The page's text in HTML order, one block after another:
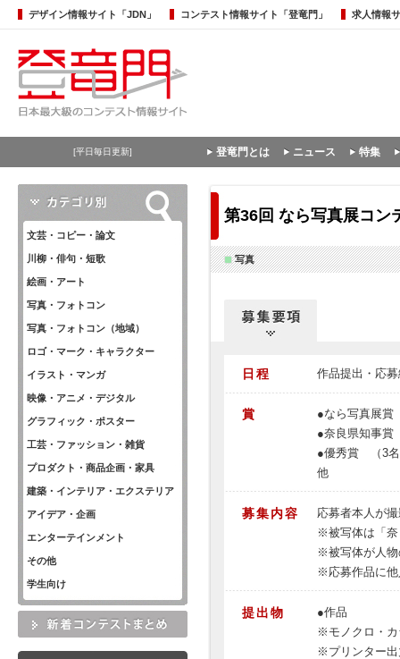
デザイン情報サイト「JDN」 コンテスト情報サイト「登竜門」 求人情報
[平日毎日更新] 登竜門とは ニュース 特集
文芸・コピー・論文
川柳・俳句・短歌
絵画・アート
写真・フォトコン
写真・フォトコン（地域）
ロゴ・マーク・キャラクター
イラスト・マンガ
映像・アニメ・デジタル
グラフィック・ポスター
工芸・ファッション・雑貨
プロダクト・商品企画・家具
建築・インテリア・エクステリア
アイデア・企画
エンターテインメント
その他
学生向け
第36回 なら写真展コン
写真
日程 作品提出・応
賞
●なら写真展
●奈良県知事
●優秀賞 （3
他
募集内容
応募者本人が
※被写体は「奈
※被写体が人物
※応募作品に他
提出物
●作品
※モノクロ・カ
※プリンター出